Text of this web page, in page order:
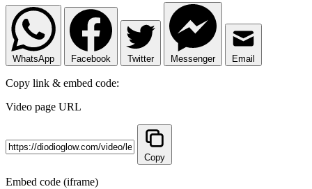
WhatsApp Facebook Twitter Messenger Email
Copy link & embed code:
Video page URL
Copy
Embed code (iframe)